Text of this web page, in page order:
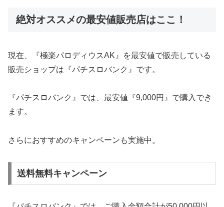
絶対オススメの最安値販売店はここ！
現在、『極楽パロディウスAK』を最安値で販売している
販売ショップは『パチスロバンク』です。
『パチスロバンク』では、最安値『9,000円』で購入でき
ます。
さらにおすすめのキャンペーンも実施中。
送料無料キャンペーン